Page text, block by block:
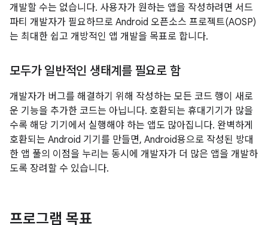
개발할 수는 없습니다. 사용자가 원하는 앱을 작성하려면 서드
파티 개발자가 필요하므로 Android 오픈소스 프로젝트(AOSP)
는 최대한 쉽고 개방적인 앱 개발을 목표로 합니다.
모두가 일반적인 생태계를 필요로 함
개발자가 버그를 해결하기 위해 작성하는 모든 코드 행이 새로
운 기능을 추가한 코드는 아닙니다. 호환되는 휴대기기가 많을
수록 해당 기기에서 실행해야 하는 앱도 많아집니다. 완벽하게
호환되는 Android 기기를 만들면, Android용으로 작성된 방대
한 앱 풀의 이점을 누리는 동시에 개발자가 더 많은 앱을 개발하
도록 장려할 수 있습니다.
프로그램 목표